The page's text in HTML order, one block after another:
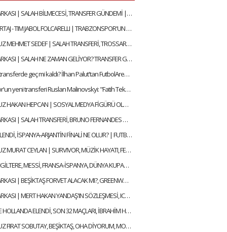
SAVUNMA ARKASI | SALAH BİLMECESİ, TRANSFER GÜNDEMİ | MEHMET AYAN, GÖKHAN DİNÇ
ÖZEL RÖPORTAJ - TIM JABOL FOLCARELLI | TRABZONSPOR'UN BU SEZONKİ HEDEFLERİ, FATİH TEKKE, SAÇ TARZI
KONUĞUMUZ MEHMET SEDEF | SALAH TRANSFERİ, TROSSARD, BEŞİKTAŞ'IN DURUMU | SELEN İLE ALFA SOHBET
SAVUNMA ARKASI | SALAH NE ZAMAN GELİYOR? TRANSFER GÜNDEMİ | MEHMET AYAN, GÖKHAN DİNÇ
Konyaspor transferde geç mi kaldı? İlhan Palut'tan FutbolArena'ya özel açıklamalar
Trabzonspor'un yeni transferi Ruslan Malinovskyi: "Fatih Tekke ile birlikte çalışmaktan mutluyum"
KONUĞUMUZ HAKAN HEPCAN | SOSYAL MEDYA FİGÜRÜ OLMAK, AZİZ YILDIRIM & ALİ KOÇ | SELEN İLE ALFA SOHBET
SAVUNMA ARKASI | SALAH TRANSFERİ, BRUNO FERNANDES GELECEK Mİ? | MEHMET AYAN, GÖKHAN DİNÇ
İNGİLTERE ELENDİ, İSPANYA-ARJANTİN FİNALİ NE OLUR? | FUTBOLARENA GÜNDEM
KONUĞUMUZ MURAT CEYLAN | SURVIVOR, MÜZİK HAYATI, FENERBAHÇE SEVDASI | SELEN İLE ALFA SOHBET
ARJANTİN-İNGİLTERE, MESSİ, FRANSA-İSPANYA, DÜNYA KUPASI YARI FİNALLERİ | FUTBOLARENA GÜNDEM
SAVUNMA ARKASI | BEŞİKTAŞ FORVET ALACAK MI?, GREENWOOD SONA DOĞRU | MEHMET AYAN, GÖKHAN DİNÇ
SAVUNMA ARKASI | MERT HAKAN YANDAŞ'IN SÖZLEŞMESİ, ICARDI KALACAK MI? | MEHMET AYAN, GÖKHAN DİNÇ
ALMANYA VE HOLLANDA ELENDİ, SON 32 MAÇLARI, İBRAHİM HACIOSMANOĞLU & FATİH TERİM | FUTBOLARENA GÜNDEM
KONUĞUMUZ FIRAT SOBUTAY, BEŞİKTAŞ, OHA DİYORUM, MONTELLA, EN GURME DEPLASMAN | SELEN İLE ALFA SOHBET